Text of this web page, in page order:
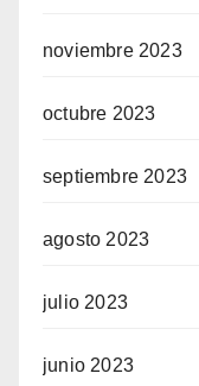
noviembre 2023
octubre 2023
septiembre 2023
agosto 2023
julio 2023
junio 2023